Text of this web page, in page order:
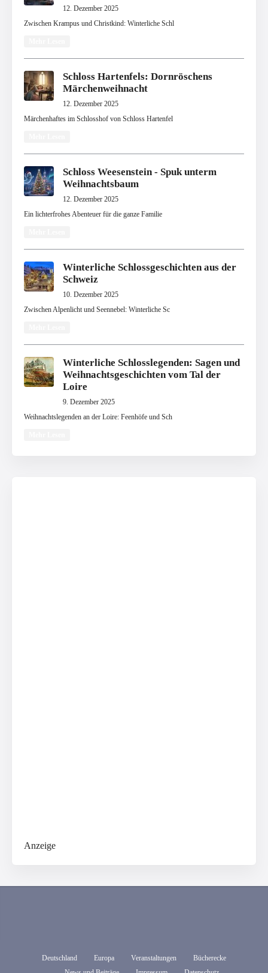
12. Dezember 2025
Zwischen Krampus und Christkind: Winterliche Schl
Schloss Hartenfels: Dornröschens
Märchenweihnacht
12. Dezember 2025
Märchenhaftes im Schlosshof von Schloss Hartenfel
Schloss Weesenstein - Spuk unterm
Weihnachtsbaum
12. Dezember 2025
Ein lichterfrohes Abenteuer für die ganze Familie
Winterliche Schlossgeschichten aus der
Schweiz
10. Dezember 2025
Zwischen Alpenlicht und Seennebel: Winterliche Sc
Winterliche Schlosslegenden: Sagen und
Weihnachtsgeschichten vom Tal der
Loire
9. Dezember 2025
Weihnachtslegenden an der Loire: Feenhöfe und Sch
Anzeige
Deutschland Europa Veranstaltungen
Bücherecke